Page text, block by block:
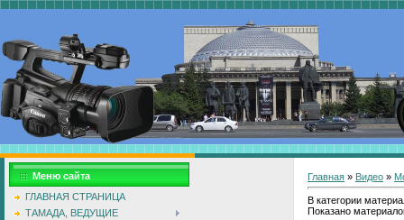
Меню сайта
ГЛАВНАЯ СТРАНИЦА
ТАМАДА, ВЕДУЩИЕ
Главная » Видео »
В категории
Показано